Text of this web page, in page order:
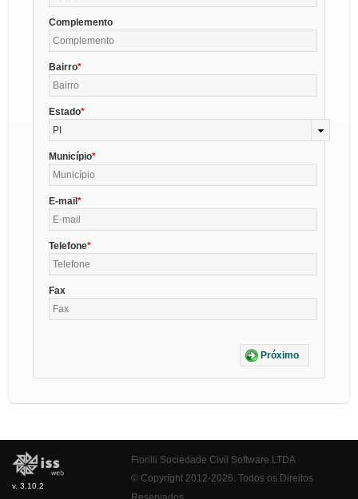
Complemento
Bairro
Estado
PI
Município
E-mail
Telefone
Fax
Próximo
v. 3.10.2
Fiorilli Sociedade Civil Software LTDA
© Copyright 2012-2026. Todos os Direitos